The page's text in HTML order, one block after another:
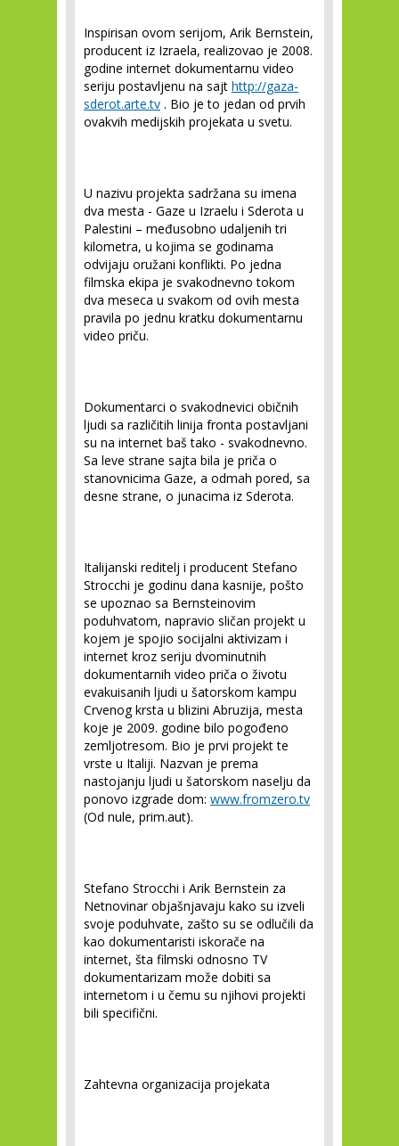
Inspirisan ovom serijom, Arik Bernstein,
producent iz Izraela, realizovao je 2008.
godine internet dokumentarnu video
seriju postavljenu na sajt http://gaza-
sderot.arte.tv . Bio je to jedan od prvih
ovakvih medijskih projekata u svetu.
U nazivu projekta sadržana su imena
dva mesta - Gaze u Izraelu i Sderota u
Palestini – međusobno udaljenih tri
kilometra, u kojima se godinama
odvijaju oružani konflikti. Po jedna
filmska ekipa je svakodnevno tokom
dva meseca u svakom od ovih mesta
pravila po jednu kratku dokumentarnu
video priču.
Dokumentarci o svakodnevici običnih
ljudi sa različitih linija fronta postavljani
su na internet baš tako - svakodnevno.
Sa leve strane sajta bila je priča o
stanovnicima Gaze, a odmah pored, sa
desne strane, o junacima iz Sderota.
Italijanski reditelj i producent Stefano
Strocchi je godinu dana kasnije, pošto
se upoznao sa Bernsteinovim
poduhvatom, napravio sličan projekt u
kojem je spojio socijalni aktivizam i
internet kroz seriju dvominutnih
dokumentarnih video priča o životu
evakuisanih ljudi u šatorskom kampu
Crvenog krsta u blizini Abruzija, mesta
koje je 2009. godine bilo pogođeno
zemljotresom. Bio je prvi projekt te
vrste u Italiji. Nazvan je prema
nastojanju ljudi u šatorskom naselju da
ponovo izgrade dom: www.fromzero.tv
(Od nule, prim.aut).
Stefano Strocchi i Arik Bernstein za
Netnovinar objašnjavaju kako su izveli
svoje poduhvate, zašto su se odlučili da
kao dokumentaristi iskorače na
internet, šta filmski odnosno TV
dokumentarizam može dobiti sa
internetom i u čemu su njihovi projekti
bili specifični.
Zahtevna organizacija projekata